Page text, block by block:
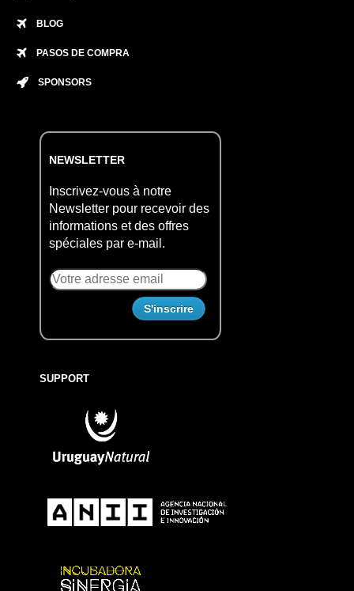
BLOG
PASOS DE COMPRA
SPONSORS
NEWSLETTER
Inscrivez-vous à notre
Newsletter pour recevoir des
informations et des offres
spéciales par e-mail.
SUPPORT